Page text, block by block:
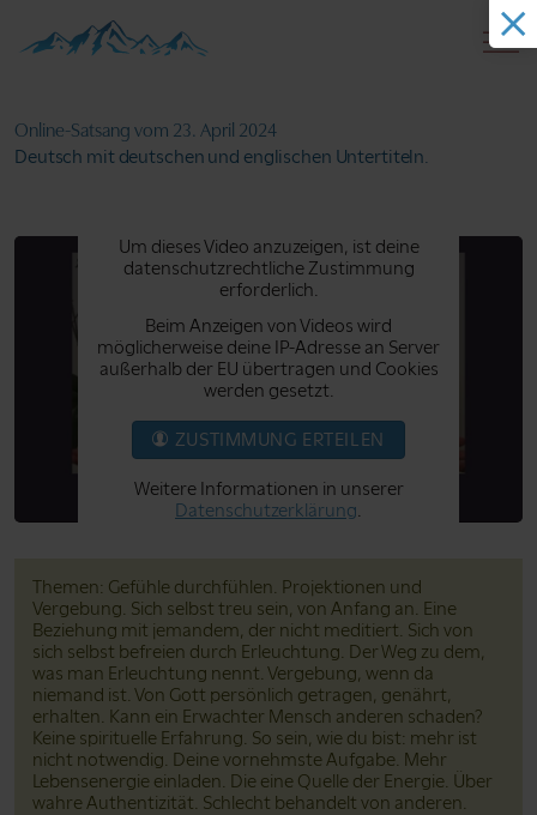
Online-Satsang vom 23. April 2024
Deutsch mit deutschen und englischen Untertiteln.
Um dieses Video anzuzeigen, ist deine
datenschutzrechtliche Zustimmung
erforderlich.
Beim Anzeigen von Videos wird
möglicherweise deine IP-Adresse an Server
außerhalb der EU übertragen und Cookies
werden gesetzt.
ZUSTIMMUNG ERTEILEN
Weitere Informationen in unserer
Datenschutzerklärung.
Themen: Gefühle durchfühlen. Projektionen und
Vergebung. Sich selbst treu sein, von Anfang an. Eine
Beziehung mit jemandem, der nicht meditiert. Sich von
sich selbst befreien durch Erleuchtung. Der Weg zu dem,
was man Erleuchtung nennt. Vergebung, wenn da
niemand ist. Von Gott persönlich getragen, genährt,
erhalten. Kann ein Erwachter Mensch anderen schaden?
Keine spirituelle Erfahrung. So sein, wie du bist: mehr ist
nicht notwendig. Deine vornehmste Aufgabe. Mehr
Lebensenergie einladen. Die eine Quelle der Energie. Über
wahre Authentizität. Schlecht behandelt von anderen.